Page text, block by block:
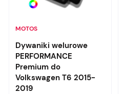
MOTOS
Dywaniki welurowe
PERFORMANCE
Premium do
Volkswagen T6 2015-
2019